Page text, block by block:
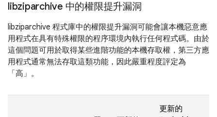
libziparchive 中的權限提升漏洞
libziparchive 程式庫中的權限提升漏洞可能會讓本機惡意應
用程式在具有特殊權限的程序環境內執行任何程式碼。由於
這個問題可用於取得某些進階功能的本機存取權，第三方應
用程式通常無法存取這類功能，因此嚴重程度評定為
「高」。
更新的